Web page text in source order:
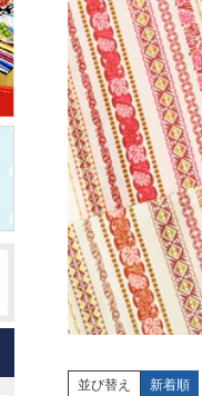
並び替え 新着順